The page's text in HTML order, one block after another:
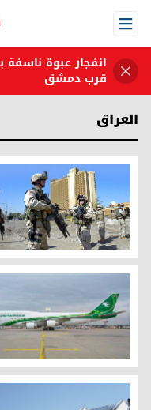
Open Menu
انفجار عبوة ناسفة
قرب دمشق
العراق
تعبيرية
طائرة ركاب تابعة